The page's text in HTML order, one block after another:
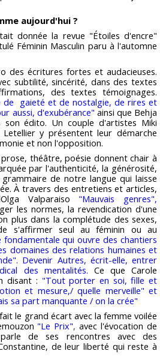
aujourd'hui ?
donnée la revue "Étoiles d'encre"
Féminin Masculin paru à l'automne
des écritures fortes et audacieuses.
subtilité, sincérité, dans des textes
des textes témoignages.
de gaieté et de nostalgie, de rires et
aussi, d'exubérance" ainsi que Behja
son édito. Un couple d'artistes Miki
Letellier y présentent leur démarche
et non l'opposition.
théâtre, poésie donnent chair à
par l'authenticité, la générosité,
de notre langue qui laisse
À travers des entretiens et articles,
Valparaiso
"Mauvais genres",
les normes, la revendication d'une
plus dans la complétude des sexes,
s'affirmer seul au féminin ou au
fondamentale qui ouvre des chantiers
domaines des relations humaines et
Devenir Autres, écrit-elle, entrer
des mentalités. Ce que Carole
disant : "Tout porter en soi, fille et
et mesure,/ quelle merveille" et
sa part manquante / on la crée"
le grand écart avec la femme voilée
"Le Prix",avec l'évocation de
de ses rencontres avec des
de leur liberté qui reste à